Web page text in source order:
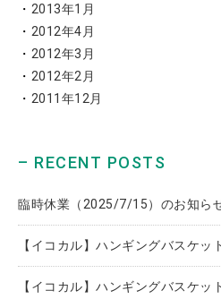
2013年1月
2012年4月
2012年3月
2012年2月
2011年12月
– RECENT POSTS
臨時休業（2025/7/15）のお知ら
【イコカル】ハンギングバスケッ
【イコカル】ハンギングバスケッ